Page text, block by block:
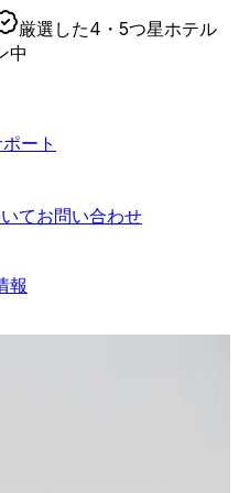
厳選した4・5つ星ホテル
中
ート
てお問い合わせ
報